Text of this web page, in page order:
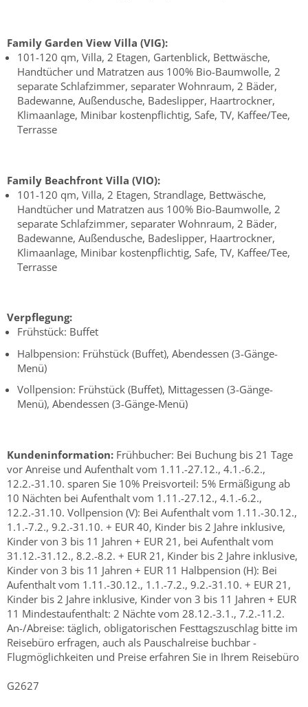
Family Garden View Villa (VIG):
101-120 qm, Villa, 2 Etagen, Gartenblick, Bettwäsche,
Handtücher und Matratzen aus 100% Bio-Baumwolle, 2
separate Schlafzimmer, separater Wohnraum, 2 Bäder,
Badewanne, Außendusche, Badeslipper, Haartrockner,
Klimaanlage, Minibar kostenpflichtig, Safe, TV, Kaffee/Tee,
Terrasse
Family Beachfront Villa (VIO):
101-120 qm, Villa, 2 Etagen, Strandlage, Bettwäsche,
Handtücher und Matratzen aus 100% Bio-Baumwolle, 2
separate Schlafzimmer, separater Wohnraum, 2 Bäder,
Badewanne, Außendusche, Badeslipper, Haartrockner,
Klimaanlage, Minibar kostenpflichtig, Safe, TV, Kaffee/Tee,
Terrasse
Verpflegung:
Frühstück: Buffet
Halbpension: Frühstück (Buffet), Abendessen (3-Gänge-
Menü)
Vollpension: Frühstück (Buffet), Mittagessen (3-Gänge-
Menü), Abendessen (3-Gänge-Menü)
Kundeninformation: Frühbucher: Bei Buchung bis 21 Tage
vor Anreise und Aufenthalt vom 1.11.-27.12., 4.1.-6.2.,
12.2.-31.10. sparen Sie 10% Preisvorteil: 5% Ermäßigung ab
10 Nächten bei Aufenthalt vom 1.11.-27.12., 4.1.-6.2.,
12.2.-31.10. Vollpension (V): Bei Aufenthalt vom 1.11.-30.12.,
1.1.-7.2., 9.2.-31.10. + EUR 40, Kinder bis 2 Jahre inklusive,
Kinder von 3 bis 11 Jahren + EUR 21, bei Aufenthalt vom
31.12.-31.12., 8.2.-8.2. + EUR 21, Kinder bis 2 Jahre inklusive,
Kinder von 3 bis 11 Jahren + EUR 11 Halbpension (H): Bei
Aufenthalt vom 1.11.-30.12., 1.1.-7.2., 9.2.-31.10. + EUR 21,
Kinder bis 2 Jahre inklusive, Kinder von 3 bis 11 Jahren + EUR
11 Mindestaufenthalt: 2 Nächte vom 28.12.-3.1., 7.2.-11.2.
An-/Abreise: täglich, obligatorischen Festtagszuschlag bitte im
Reisebüro erfragen, auch als Pauschalreise buchbar -
Flugmöglichkeiten und Preise erfahren Sie in Ihrem Reisebüro
G2627